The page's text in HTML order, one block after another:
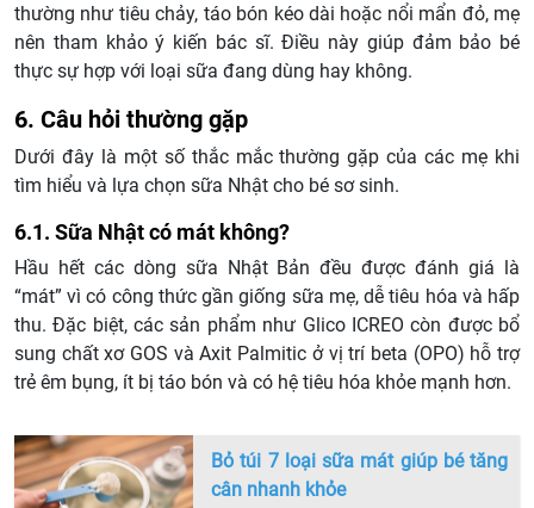
thường như tiêu chảy, táo bón kéo dài hoặc nổi mẩn đỏ, mẹ
nên tham khảo ý kiến bác sĩ. Điều này giúp đảm bảo bé
thực sự hợp với loại sữa đang dùng hay không.
6. Câu hỏi thường gặp
Dưới đây là một số thắc mắc thường gặp của các mẹ khi
tìm hiểu và lựa chọn sữa Nhật cho bé sơ sinh.
6.1. Sữa Nhật có mát không?
Hầu hết các dòng sữa Nhật Bản đều được đánh giá là
“mát” vì có công thức gần giống sữa mẹ, dễ tiêu hóa và hấp
thu. Đặc biệt, các sản phẩm như Glico ICREO còn được bổ
sung chất xơ GOS và Axit Palmitic ở vị trí beta (OPO) hỗ trợ
trẻ êm bụng, ít bị táo bón và có hệ tiêu hóa khỏe mạnh hơn.
Bỏ túi 7 loại sữa mát giúp bé tăng
cân nhanh khỏe